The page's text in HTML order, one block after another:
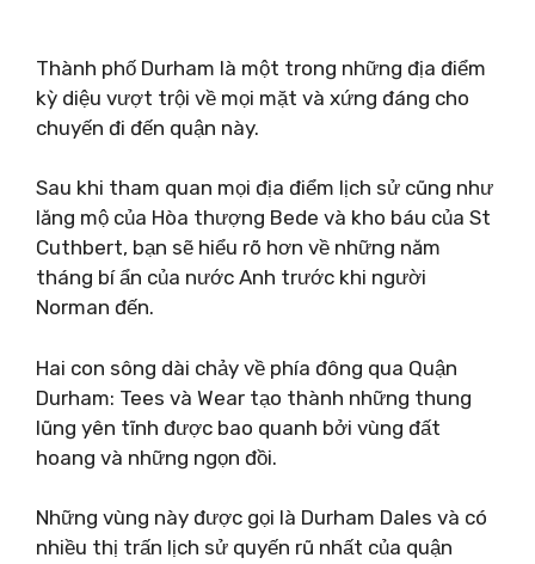
Thành phố Durham là một trong những địa điểm
kỳ diệu vượt trội về mọi mặt và xứng đáng cho
chuyến đi đến quận này.
Sau khi tham quan mọi địa điểm lịch sử cũng như
lăng mộ của Hòa thượng Bede và kho báu của St
Cuthbert, bạn sẽ hiểu rõ hơn về những năm
tháng bí ẩn của nước Anh trước khi người
Norman đến.
Hai con sông dài chảy về phía đông qua Quận
Durham: Tees và Wear tạo thành những thung
lũng yên tĩnh được bao quanh bởi vùng đất
hoang và những ngọn đồi.
Những vùng này được gọi là Durham Dales và có
nhiều thị trấn lịch sử quyến rũ nhất của quận